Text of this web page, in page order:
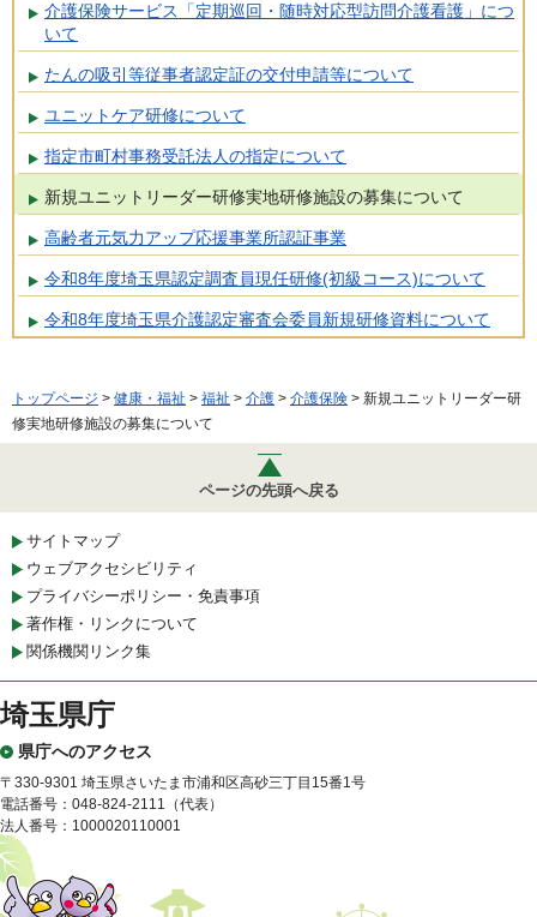
介護保険サービス「定期巡回・随時対応型訪問介護看護」につ
いて
たんの吸引等従事者認定証の交付申請等について
ユニットケア研修について
指定市町村事務受託法人の指定について
新規ユニットリーダー研修実地研修施設の募集について
高齢者元気力アップ応援事業所認証事業
令和8年度埼玉県認定調査員現任研修(初級コース)について
令和8年度埼玉県介護認定審査会委員新規研修資料について
トップページ > 健康・福祉 > 福祉 > 介護 > 介護保険 > 新規ユニットリーダー研
修実地研修施設の募集について
ページの先頭へ戻る
サイトマップ
ウェブアクセシビリティ
プライバシーポリシー・免責事項
著作権・リンクについて
関係機関リンク集
埼玉県庁
県庁へのアクセス
〒330-9301 埼玉県さいたま市浦和区高砂三丁目15番1号
電話番号：048-824-2111（代表）
法人番号：1000020110001